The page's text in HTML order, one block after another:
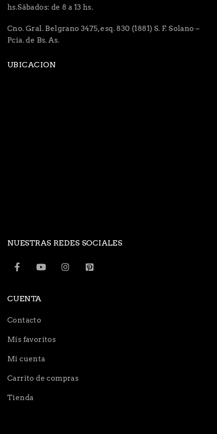
hs.Sábados: de 8 a 13 hs.
Cno. Gral. Belgrano 3475, esq. 830 (1881) S. F. Solano –
Pcia. de Bs. As.
UBICACION
NUESTRAS REDES SOCIALES
CUENTA
Contacto
Mis favoritos
Mi cuenta
Carrito de compras
Tienda